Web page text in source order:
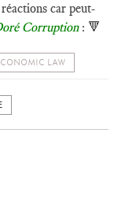
car peut-
Corruption : 🔻
LAW